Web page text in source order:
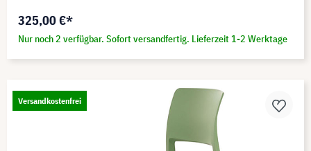
325,00 €*
Nur noch 2 verfügbar. Sofort versandfertig. Lieferzeit 1-2 Werktage
Versandkostenfrei